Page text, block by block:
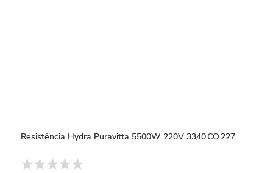
Resistência Hydra Puravitta 5500W 220V 3340.CO.227